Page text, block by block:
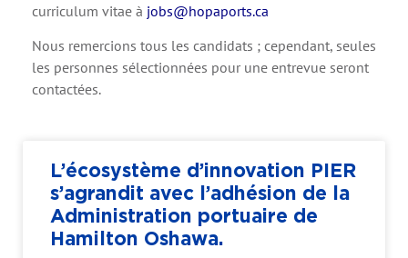
curriculum vitae à jobs@hopaports.ca
Nous remercions tous les candidats ; cependant, seules
les personnes sélectionnées pour une entrevue seront
contactées.
L’écosystème d’innovation PIER
s’agrandit avec l’adhésion de la
Administration portuaire de
Hamilton Oshawa.